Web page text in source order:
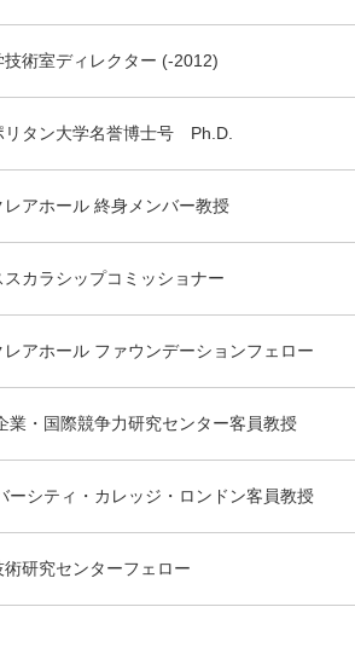
術室ディレクター (-2012)
リタン大学名誉博士号 Ph.D.
アホール 終身メンバー教授
カラシップコミッショナー
アホール ファウンデーションフェロー
業・国際競争力研究センター客員教授
ーシティ・カレッジ・ロンドン客員教授
研究センターフェロー